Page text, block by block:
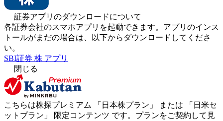
証券アプリのダウンロードについて
各証券会社のスマホアプリを起動できます。アプリのインス
トールがまだの場合は、以下からダウンロードしてくださ
い。
SBI証券 株 アプリ
閉じる
こちらは株探プレミアム 「 日本株プラン 」 または 「 日米セ
ットプラン 」 限定コンテンツ です。プランをご契約して見